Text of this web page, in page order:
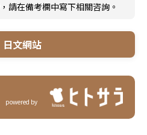
在備考欄中寫下相關咨詢。
日文網站
powered by